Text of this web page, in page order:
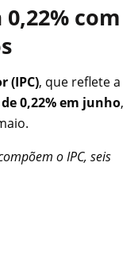
com
(IPC), que reflete a
0,22% em junho,
o IPC, seis